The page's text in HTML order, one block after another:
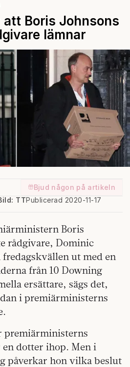
att Boris Johnsons
lämnar
Bjud någon på artikeln
Publicerad 2020-11-17
TT
Boris
rådgivare, Dominic
ut med en
från 10 Downing
ersättare, sägs det,
i premiärministerns
premiärministerns
en dotter ihop. Men i
påverkar hon vilka beslut